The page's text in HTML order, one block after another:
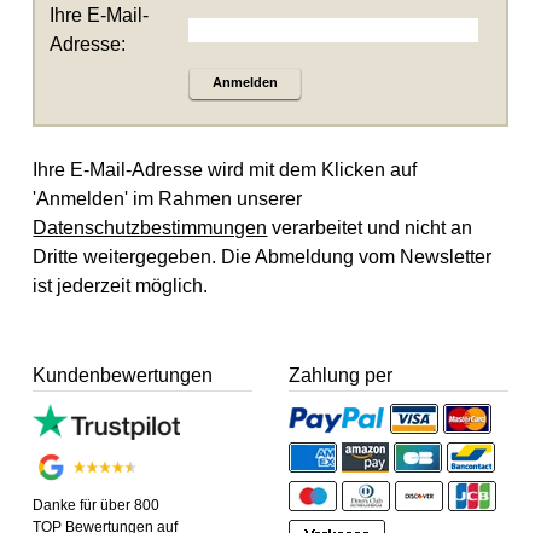
Ihre E-Mail-
Adresse:
Anmelden
Ihre E-Mail-Adresse wird mit dem Klicken auf
'Anmelden' im Rahmen unserer
Datenschutzbestimmungen verarbeitet und nicht an
Dritte weitergegeben. Die Abmeldung vom Newsletter
ist jederzeit möglich.
Kundenbewertungen
Danke für über 800
TOP Bewertungen auf
Zahlung per